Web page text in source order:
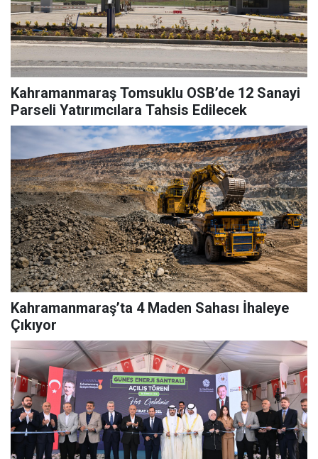
Kahramanmaraş Tomsuklu OSB’de 12 Sanayi
Parseli Yatırımcılara Tahsis Edilecek
Kahramanmaraş’ta 4 Maden Sahası İhaleye
Çıkıyor